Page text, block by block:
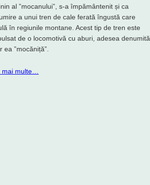
al ”mocanului”, s-a împământenit și ca
a unui tren de cale ferată îngustă care
în regiunile montane. Acest tip de tren este
de o locomotivă cu aburi, adesea denumită
ea ”mocăniță”.
mai multe…